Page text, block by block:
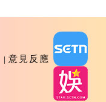
意見反應